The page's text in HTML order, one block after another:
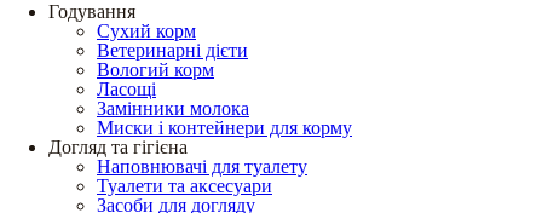
Годування
Сухий корм
Ветеринарні дієти
Вологий корм
Ласощі
Замінники молока
Миски і контейнери для корму
Догляд та гігієна
Наповнювачі для туалету
Туалети та аксесуари
Засоби для догляду